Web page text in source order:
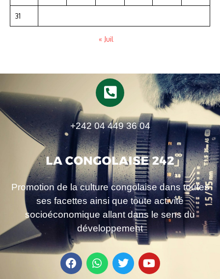
31
« Juil
+242 04 449 36 04
Promotion de la culture congolaise dans toutes
ses facettes ainsi que toute activité
socioéconomique allant dans le sens du
développement